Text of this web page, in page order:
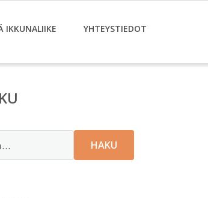
IKKUNALIIKE YHTEYSTIEDOT
HAKU